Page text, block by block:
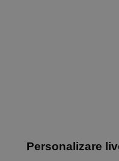
Personalizare